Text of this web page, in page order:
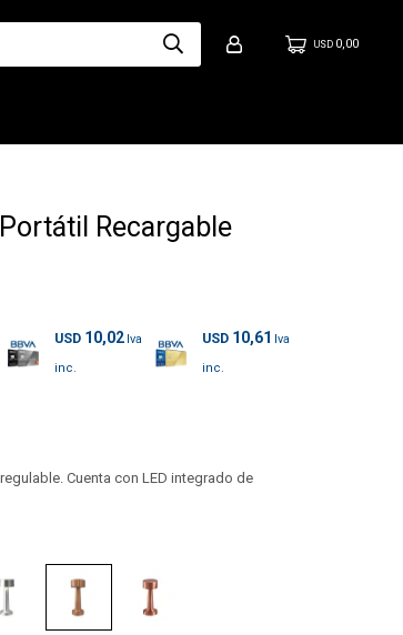
USD 0,00
Recargable
USD 10,02 USD 10,61
Cuenta con LED integrado de